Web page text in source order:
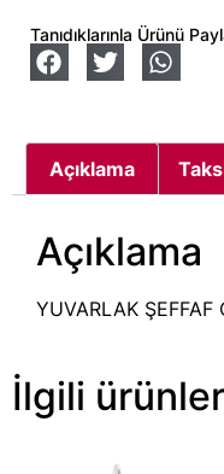
Tanıdıklarınla Ürünü
Açıklama
Açıklama
YUVARLAK
İlgili ürünler